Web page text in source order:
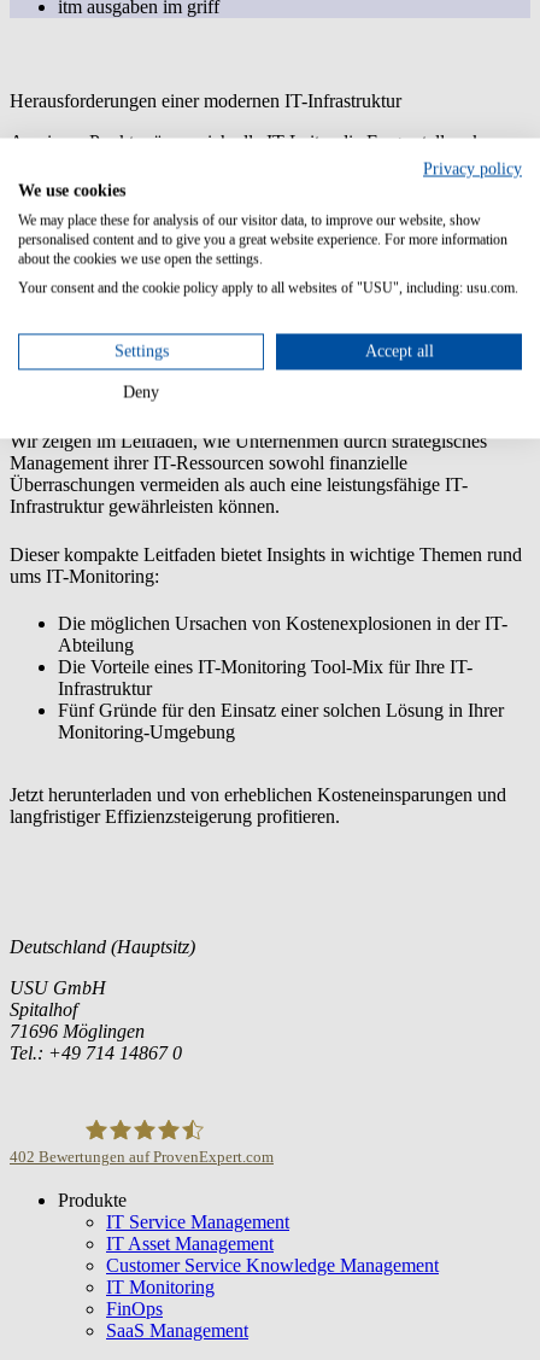
itm ausgaben im griff
Herausforderungen einer modernen IT-Infrastruktur
An einem Punkt müssen sich alle IT-Leiter die Frage stellen: kann
ich die Kosten meiner IT-Tools noch rechtfertigen? Wo gibt es
Einsparungspotenzial und wo habe ich eine kritische Infrastruktur zu
halten, ist die Einführung moderner Observability-Tools eine
logische Maßnahme. Diese Tools sind besonders im Bereich des
Application Performance Monitoring (APM) nützlich.
Kostensteigerungen führen, wenn sie nicht sorgfältig geplant und
verwaltet werden. Flexible Preismodelle, die auf Nutzungsdauer und
unerwarteten Budgetüberschreitungen
Wir zeigen im Leitfaden, wie Unternehmen durch strategisches
Management ihrer IT-Ressourcen sowohl finanzielle
Überraschungen vermeiden als auch eine leistungsfähige IT-
Infrastruktur gewährleisten können.
Dieser kompakte Leitfaden bietet Insights in wichtige Themen rund
ums IT-Monitoring:
Die möglichen Ursachen von Kostenexplosionen in der IT-
Abteilung
Die Vorteile eines IT-Monitoring Tool-Mix für Ihre IT-
Infrastruktur
Fünf Gründe für den Einsatz einer solchen Lösung in Ihrer
Monitoring-Umgebung
Jetzt herunterladen und von erheblichen Kosteneinsparungen und
langfristiger Effizienzsteigerung profitieren.
Deutschland (Hauptsitz)
USU GmbH
Spitalhof
71696 Möglingen
Tel.: +49 714 14867 0
USU GmbH
402 Bewertungen auf ProvenExpert.com
Produkte
IT Service Management
IT Asset Management
Customer Service Knowledge Management
IT Monitoring
FinOps
SaaS Management
Privacy policy
We use cookies
We may place these for analysis of our visitor data, to improve our website, show
personalised content and to give you a great website experience. For more information
about the cookies we use open the settings.
Your consent and the cookie policy apply to all websites of "USU", including: usu.com.
Settings Accept all
Deny